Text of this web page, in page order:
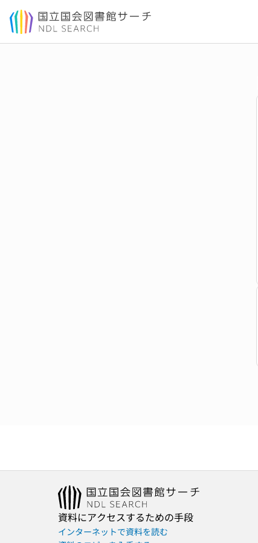
本文へ移動
資料にアクセスするための手段
インターネットで資料を読む